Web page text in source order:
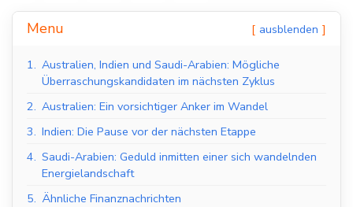
Menu ausblenden
1. Australien, Indien und Saudi-Arabien: Mögliche
Überraschungskandidaten im nächsten Zyklus
2. Australien: Ein vorsichtiger Anker im Wandel
3. Indien: Die Pause vor der nächsten Etappe
4. Saudi-Arabien: Geduld inmitten einer sich wandelnden
Energielandschaft
5. Ähnliche Finanznachrichten